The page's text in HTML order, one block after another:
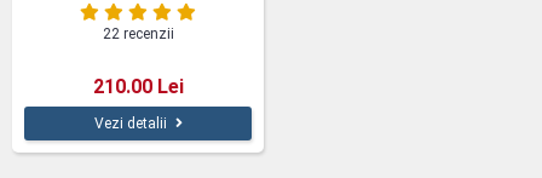
22 recenzii
210.00 Lei
Vezi detalii